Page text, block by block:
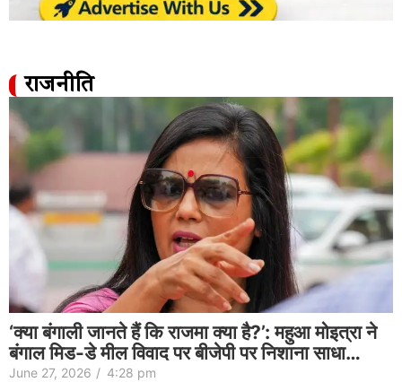
राजनीति
‘क्या बंगाली जानते हैं कि राजमा क्या है?’: महुआ मोइत्रा ने
बंगाल मिड-डे मील विवाद पर बीजेपी पर निशाना साधा…
June 27, 2026 / 4:28 pm